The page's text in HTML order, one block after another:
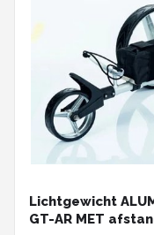
Lichtgewicht
GT-AR MET